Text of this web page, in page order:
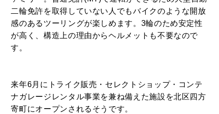
二輪免許を取得していない人でもバイクのような開放
感のあるツーリングが楽しめます。3輪のため安定性
が高く、構造上の理由からヘルメットも不要なので
す。
来年6月にトライク販売・セレクトショップ・コンテ
ナガレージレンタル事業を兼ね備えた施設を北区四方
寄町にオープンされるそうです。